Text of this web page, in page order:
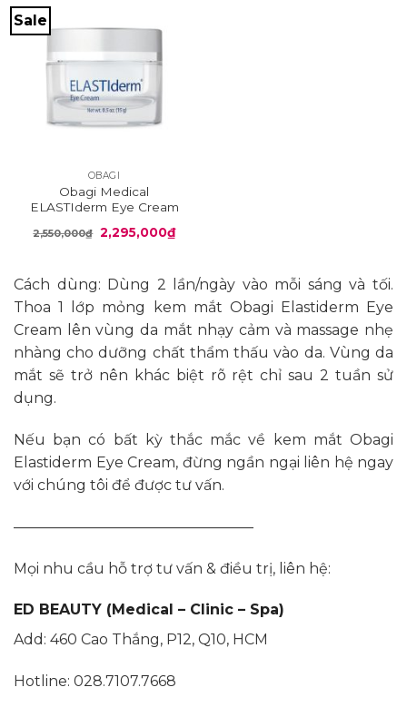
Sale
OBAGI
Obagi Medical
ELASTIderm Eye Cream
2,550,000₫ Giá
gốc
2,295,000₫Giá
hiện
2,295,000₫.
Cách dùng: Dùng 2 lần/ngày vào mỗi sáng và tối.
Thoa 1 lớp mỏng kem mắt Obagi Elastiderm Eye
Cream lên vùng da mắt nhạy cảm và massage nhẹ
nhàng cho dưỡng chất thẩm thấu vào da. Vùng da
mắt sẽ trở nên khác biệt rõ rệt chỉ sau 2 tuần sử
dụng.
Nếu bạn có bất kỳ thắc mắc về kem mắt Obagi
Elastiderm Eye Cream, đừng ngần ngại liên hệ ngay
với chúng tôi để được tư vấn.
————————————————–
Mọi nhu cầu hỗ trợ tư vấn & điều trị, liên hệ:
ED BEAUTY (Medical – Clinic – Spa)
Add: 460 Cao Thắng, P12, Q10, HCM
Hotline: 028.7107.7668